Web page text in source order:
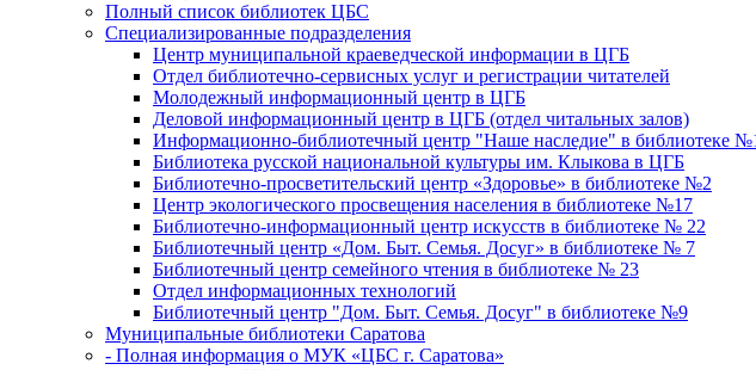
Полный список библиотек ЦБС
Специализированные подразделения
Центр муниципальной краеведческой информации в ЦГБ
Отдел библиотечно-сервисных услуг и регистрации читателей
Молодежный информационный центр в ЦГБ
Деловой информационный центр в ЦГБ (отдел читальных залов)
Информационно-библиотечный центр "Наше наследие" в библиотеке
Библиотека русской национальной культуры им. Клыкова в ЦГБ
Библиотечно-просветительский центр «Здоровье» в библиотеке №2
Центр экологического просвещения населения в библиотеке №17
Библиотечно-информационный центр искусств в библиотеке № 22
Библиотечный центр «Дом. Быт. Семья. Досуг» в библиотеке № 7
Библиотечный центр семейного чтения в библиотеке № 23
Отдел информационных технологий
Библиотечный центр "Дом. Быт. Семья. Досуг" в библиотеке №9
Муниципальные библиотеки Саратова
- Полная информация о МУК «ЦБС г. Саратова»